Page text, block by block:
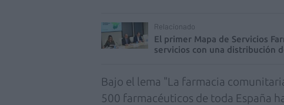
Relacionado
El primer Mapa de Servicios
servicios con una distribución
Bajo el lema "La farmacia
500 farmacéuticos de toda España